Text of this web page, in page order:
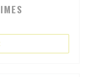
((OUVRE UNE NOUVELLE